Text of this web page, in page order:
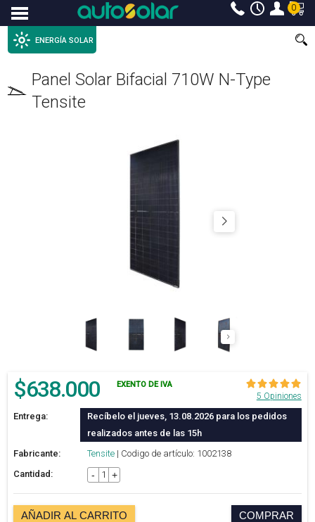
Menu 0
ENERGÍA SOLAR
Panel Solar Bifacial 710W N-Type
Tensite
$638.000 EXENTO DE IVA
5 Opiniones
Entrega:
Recíbelo el jueves, 13.08.2026 para los pedidos
realizados antes de las 15h
Fabricante:
Tensite | Codigo de artículo: 1002138
Cantidad:
- +
AÑADIR AL CARRITO COMPRAR